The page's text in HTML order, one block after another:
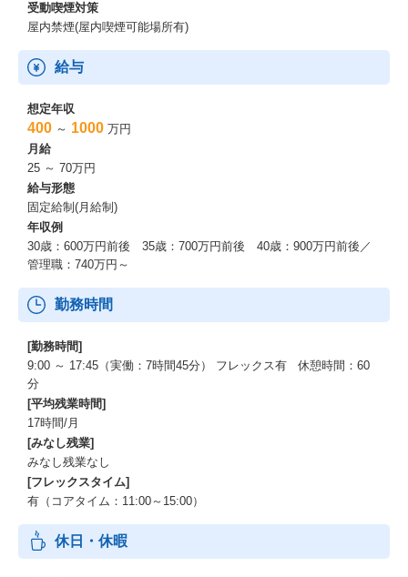
受動喫煙対策
屋内禁煙(屋内喫煙可能場所有)
給与
想定年収
400 ～ 1000 万円
月給
25 ～ 70万円
給与形態
固定給制(月給制)
年収例
30歳：600万円前後 35歳：700万円前後 40歳：900万円前後／
管理職：740万円～
勤務時間
[勤務時間]
9:00 ～ 17:45（実働：7時間45分） フレックス有 休憩時間：60
分
[平均残業時間]
17時間/月
[みなし残業]
みなし残業なし
[フレックスタイム]
有（コアタイム：11:00～15:00）
休日・休暇